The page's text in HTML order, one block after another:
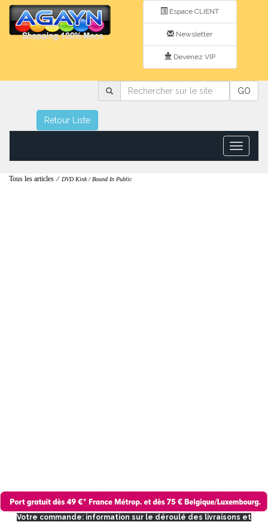
Espace CLIENT
Newsletter
Devenez VIP
sur
GO
Retour Liste
Toggle
navigation
Tous les articles / DVD Kink / Bound In Public
Votre commande: information sur le déroulé des livraisons et